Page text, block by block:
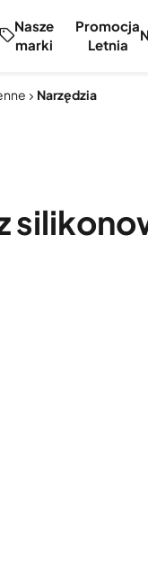
Nasze
marki
Promocja
Letnia
Narzędzia